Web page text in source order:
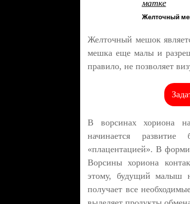
Желточный
Желточный мешок
мешка еще малы и
правило, не позволяет
В ворсинах хориона
начинается
«плацентацией». В
Ворсины хориона
этому, будущий малыш
получает все